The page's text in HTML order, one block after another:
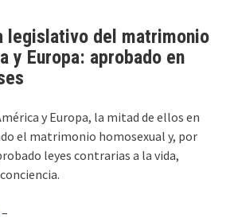
legislativo del matrimonio
y Europa: aprobado en
y Europa, la mitad de ellos en
el matrimonio homosexual y, por
leyes contrarias a la vida,
–